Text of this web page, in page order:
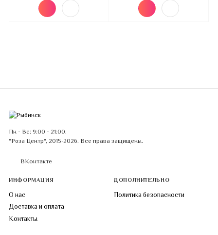
Пн - Вс: 9:00 - 21:00.
"Роза Центр", 2015-2026. Все права защищены.
ВКонтакте
ИНФОРМАЦИЯ
О нас
Доставка и оплата
Контакты
ДОПОЛНИТЕЛЬНО
Политика безопасности